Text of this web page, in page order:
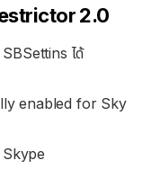
2.0
ได้
enabled for Sky